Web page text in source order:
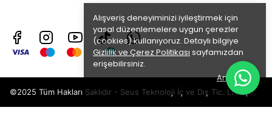
Alışveriş deneyiminizi iyileştirmek için
yasal düzenlemelere uygun çerezler
(cookies) kullanıyoruz. Detaylı bilgiye
Gizlilik ve Çerez Politikası sayfamızdan
erişebilirsiniz.
Anladım
©2025 Tüm Hakları Saklıdır - Seus Teknoloji İç ve Dış Tic. Ltd. Şti.